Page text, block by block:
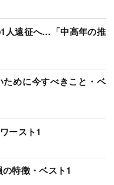
人遠征へ…「中高年の推
ために今すべきこと・ベ
ースト1
特徴・ベスト1